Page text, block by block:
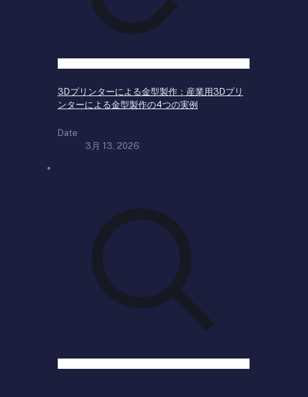
3Dプリンターによる金型製作：産業用3Dプリ
ンターによる金型製作の4つの実例
Date
3月 13, 2026